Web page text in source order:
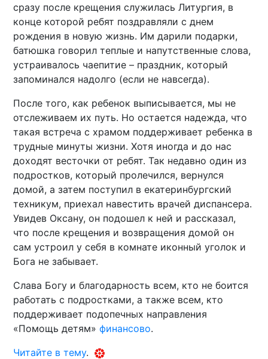
сразу после крещения служилась Литургия, в
конце которой ребят поздравляли с днем
рождения в новую жизнь. Им дарили подарки,
батюшка говорил теплые и напутственные слова,
устраивалось чаепитие – праздник, который
запоминался надолго (если не навсегда).
После того, как ребенок выписывается, мы не
отслеживаем их путь. Но остается надежда, что
такая встреча с храмом поддерживает ребенка в
трудные минуты жизни. Хотя иногда и до нас
доходят весточки от ребят. Так недавно один из
подростков, который пролечился, вернулся
домой, а затем поступил в екатеринбургский
техникум, приехал навестить врачей диспансера.
Увидев Оксану, он подошел к ней и рассказал,
что после крещения и возвращения домой он
сам устроил у себя в комнате иконный уголок и
Бога не забывает.
Слава Богу и благодарность всем, кто не боится
работать с подростками, а также всем, кто
поддерживает подопечных направления
«Помощь детям»финансово.
Читайте в тему.